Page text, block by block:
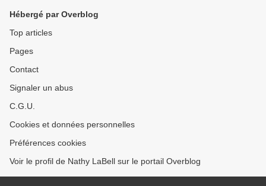
Hébergé par Overblog
Top articles
Pages
Contact
Signaler un abus
C.G.U.
Cookies et données personnelles
Préférences cookies
Voir le profil de Nathy LaBell sur le portail Overblog